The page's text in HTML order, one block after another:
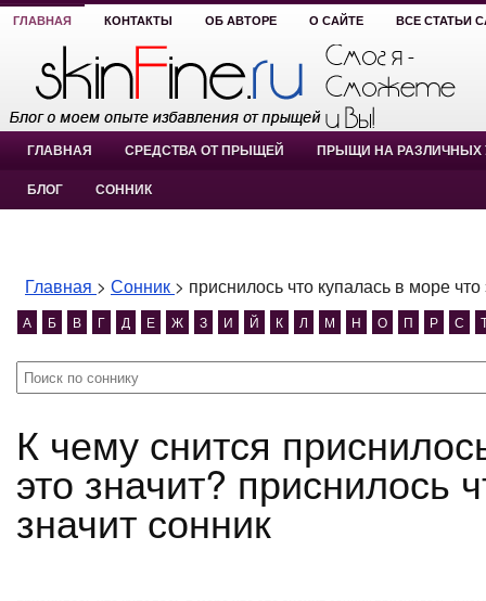
ГЛАВНАЯ КОНТАКТЫ ОБ АВТОРЕ О САЙТЕ ВСЕ СТАТЬИ
ГЛАВНАЯ СРЕДСТВА ОТ ПРЫЩЕЙ ПРЫЩИ НА РАЗЛИЧНЫХ
БЛОГ СОННИК
Главная > Сонник > приснилось что купалась в море что
А Б В Г Д Е Ж З И Й К Л М Н О П Р С
К чему снится приснилось что купалась в море что
это значит? приснилось
значит сонник